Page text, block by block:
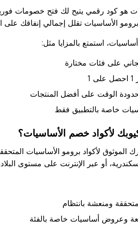
هو كود رقمي يتيح لك فتح خصومات
برومو الأساسيات تقلل إجمالي إنفاقك على
استمتع بالمزايا مثل:
على فئات مختارة
الوقت على أفضل المنتجات
خاصة بالتطبيق فقط
كيوبك لأكواد خصم الأساسيات؟
الموثوق لأكواد برومو الأساسيات
أو عبر الإنترنت على مستوى
ومنعشة بانتظام
وعروض أساسيات خاصة بالفئة